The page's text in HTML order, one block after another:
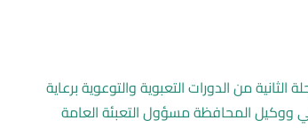
من الدورات التعبوية والتوعوية برعاية
ووكيل المحافظة مسؤول التعبئة العامة